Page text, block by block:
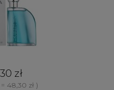
zł
48,30 zł )